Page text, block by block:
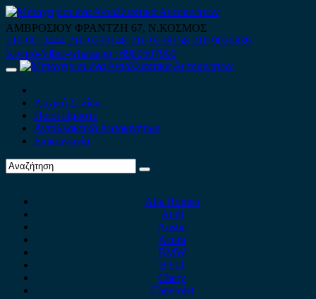
Skip
to
content
ΑΜΒΡΟΣΙΟΥ ΦΡΑΝΤΖΗ 67, Ν.ΚΟΣΜΟΣ
210 9012444 210 9239148 210 9238158 210 9026839
Κινητό-Viber-whatsapp : 6980507900
Primary
Αρχική Σελίδα
Ποιοί είμαστε
Ανταλλακτικά Αυτοκινήτων
Επικοινωνία
Alfa Romeo
Audi
Austin
Acura
BMW
BYD
Chery
Chevrolet